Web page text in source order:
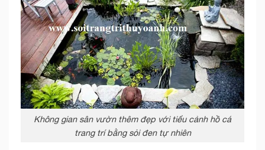
Không gian sân vườn thêm đẹp với tiểu cảnh hồ cá
trang trí bằng sỏi đen tự nhiên